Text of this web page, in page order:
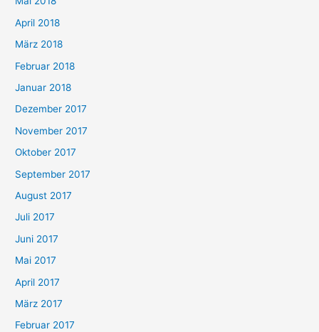
April 2018
März 2018
Februar 2018
Januar 2018
Dezember 2017
November 2017
Oktober 2017
September 2017
August 2017
Juli 2017
Juni 2017
Mai 2017
April 2017
März 2017
Februar 2017